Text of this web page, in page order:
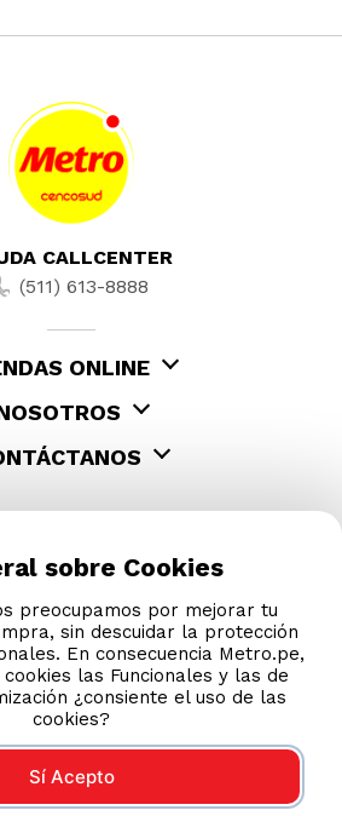
CALLCENTER
(511) 613-8888
ONLINE
sobre Cookies
preocupamos por mejorar tu
sin descuidar la protección
En consecuencia Metro.pe,
las Funcionales y las de
¿consiente el uso de las
cookies?
Sí Acepto